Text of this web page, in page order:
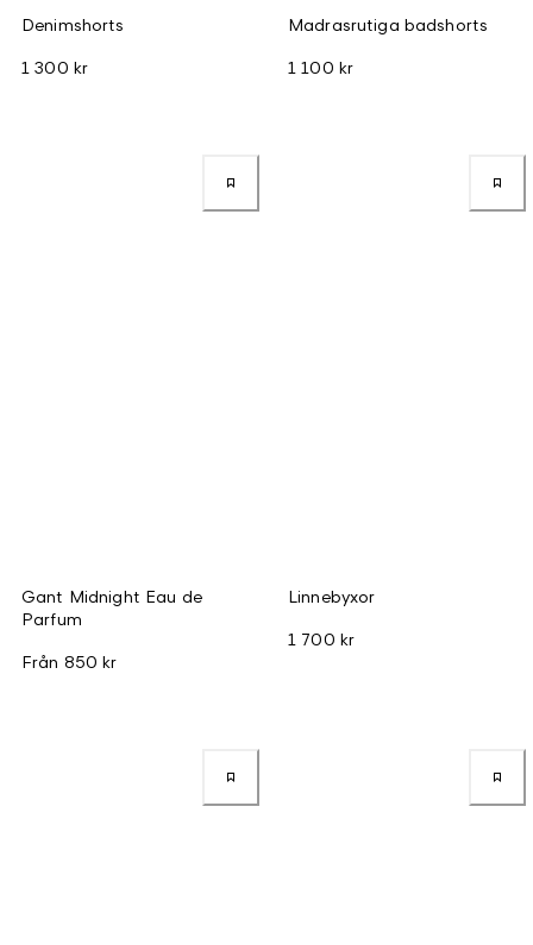
Denimshorts
1 300 kr
Madrasrutiga badshorts
1 100 kr
Gant Midnight Eau de
Parfum
Från 850 kr
Linnebyxor
1 700 kr